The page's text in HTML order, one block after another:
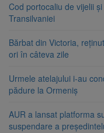
Cod portocaliu de vijelii
Transilvaniei
Bărbat din Victoria,
ori în câteva zile
Urmele atelajului i-au
pădure la Ormeniș
AUR a lansat platforma
suspendare a